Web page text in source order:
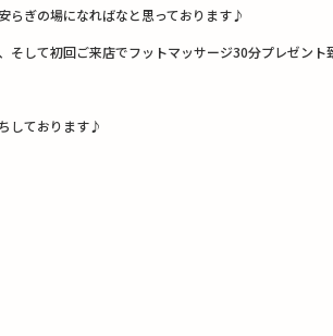
らぎの場になればなと思っております♪
して初回ご来店でフットマッサージ30分プレゼント
しております♪